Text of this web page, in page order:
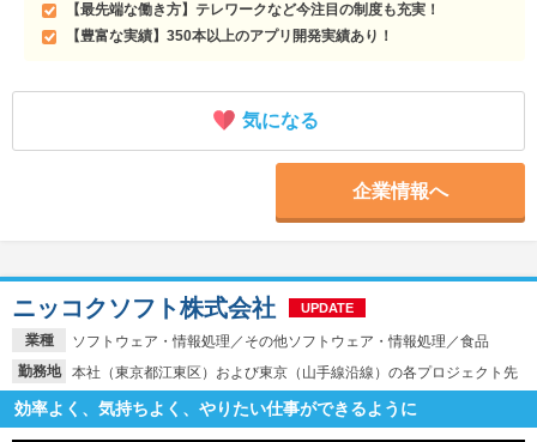
【最先端な働き方】テレワークなど今注目の制度も充実！
【豊富な実績】350本以上のアプリ開発実績あり！
気になる
企業情報へ
業種
ソフトウェア・情報処理／その他ソフトウェア・情報処理／食品
勤務地
本社（東京都江東区）および東京（山手線沿線）の各プロジェクト先
ニッコクソフト株式会社 UPDATE
効率よく、気持ちよく、やりたい仕事ができるように